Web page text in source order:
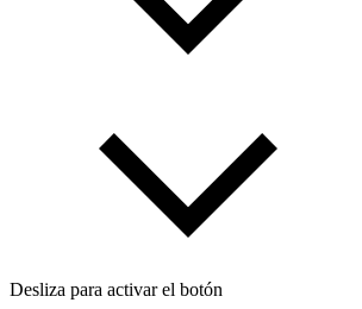
Desliza para activar el botón